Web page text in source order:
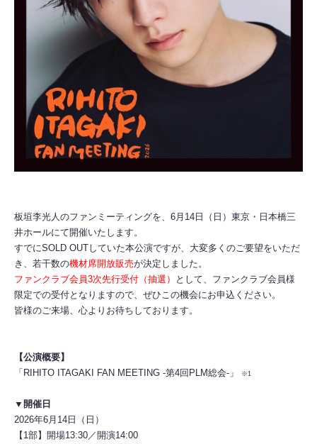
板垣李光人のファンミーティングを、6月14日（日）東京・日本橋三
井ホールにて開催いたします。
すでにSOLD OUTしていた本公演ですが、大変多くのご要望をいただ
き、若干数の機材席開放販売が決定しました。
ファンクラブ会員3次先行受付（抽選）
として、ファンクラブ会員様
限定での受付となりますので、ぜひこの機会にお申込ください。
皆様のご来場、心よりお待ちしております。
【公演概要】
「RIHITO ITAGAKI FAN MEETING -第4回PLM総会-」
※1
▼開催日
2026年6月14日（日）
【1部】開場13:30／開演14:00